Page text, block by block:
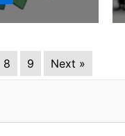
8 9 Next »